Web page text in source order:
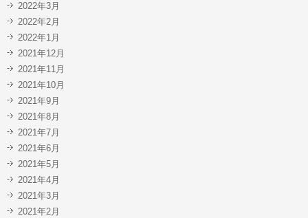
2022年3月
2022年2月
2022年1月
2021年12月
2021年11月
2021年10月
2021年9月
2021年8月
2021年7月
2021年6月
2021年5月
2021年4月
2021年3月
2021年2月